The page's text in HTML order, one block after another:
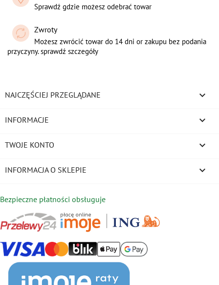
Sprawdź gdzie możesz odebrać towar
Zwroty
Możesz zwrócić towar do 14 dni or zakupu bez podania
przyczyny. sprawdź szczegóły
NAJCZĘŚCIEJ PRZEGLĄDANE 
INFORMACJE 
TWOJE KONTO 
INFORMACJA O SKLEPIE keyboard_arrow_down
Bezpieczne płatności obsługuje